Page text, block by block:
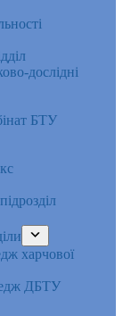
дослідні
БТУ
харчової
ДБТУ